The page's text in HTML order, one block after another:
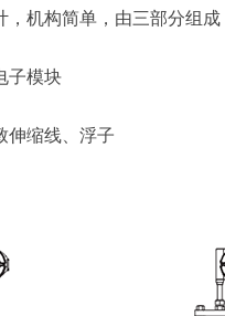
机构简单，由三部分组成
模块
缩线、浮子